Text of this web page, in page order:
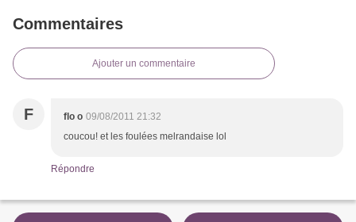
Commentaires
Ajouter un commentaire
F flo o 09/08/2011 21:32
coucou! et les foulées melrandaise lol
Répondre